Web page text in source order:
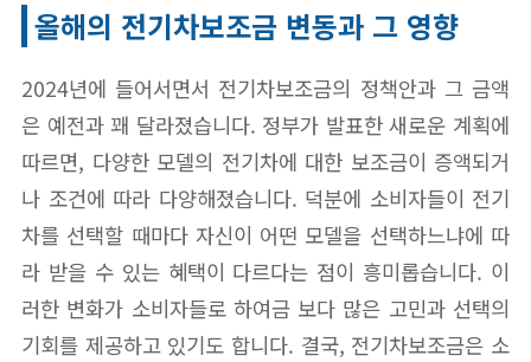
올해의 전기차보조금 변동과 그 영향
2024년에 들어서면서 전기차보조금의 정책안과 그 금액
은 예전과 꽤 달라졌습니다. 정부가 발표한 새로운 계획에
따르면, 다양한 모델의 전기차에 대한 보조금이 증액되거
나 조건에 따라 다양해졌습니다. 덕분에 소비자들이 전기
차를 선택할 때마다 자신이 어떤 모델을 선택하느냐에 따
라 받을 수 있는 혜택이 다르다는 점이 흥미롭습니다. 이
러한 변화가 소비자들로 하여금 보다 많은 고민과 선택의
기회를 제공하고 있기도 합니다. 결국, 전기차보조금은 소